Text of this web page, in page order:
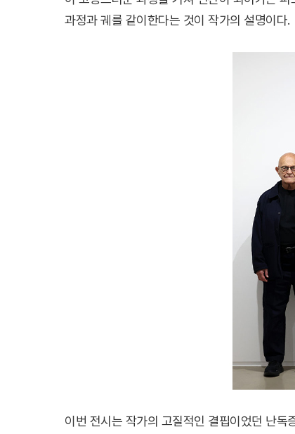
과정과 궤를 같이한다는 것이 작가의 설명이다.
이번 전시는 작가의 고질적인 결핍이었던 난